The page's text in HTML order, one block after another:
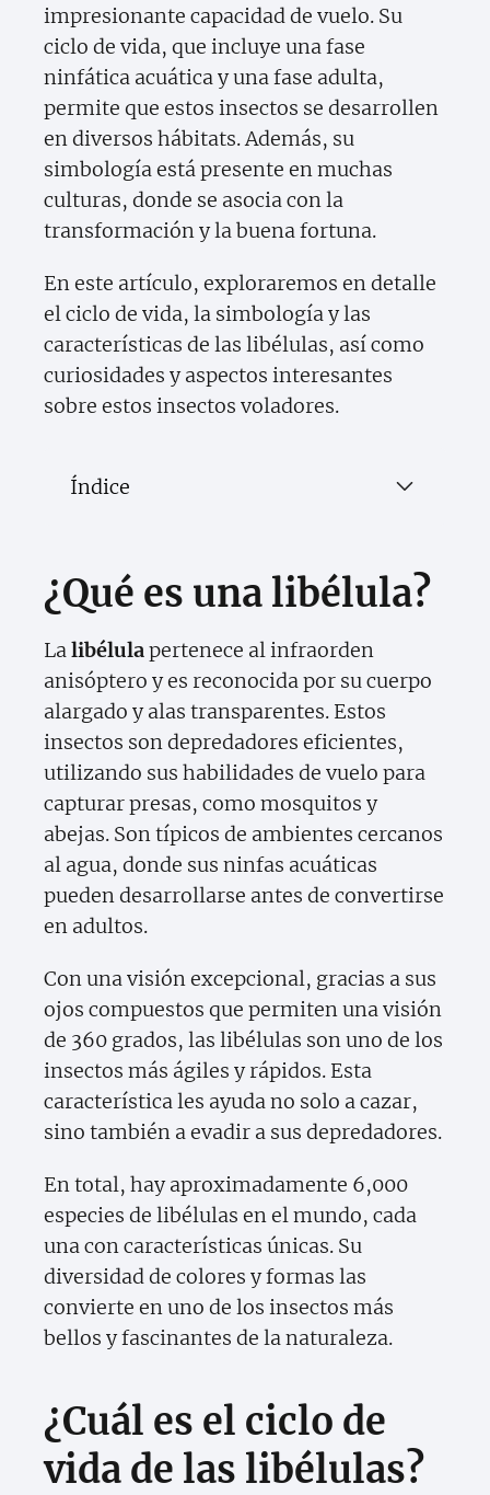
impresionante capacidad de vuelo. Su
ciclo de vida, que incluye una fase
ninfática acuática y una fase adulta,
permite que estos insectos se desarrollen
en diversos hábitats. Además, su
simbología está presente en muchas
culturas, donde se asocia con la
transformación y la buena fortuna.
En este artículo, exploraremos en detalle
el ciclo de vida, la simbología y las
características de las libélulas, así como
curiosidades y aspectos interesantes
sobre estos insectos voladores.
Índice
¿Qué es una libélula?
Lalibélulapertenece al infraorden
anisóptero y es reconocida por su cuerpo
alargado y alas transparentes. Estos
insectos son depredadores eficientes,
utilizando sus habilidades de vuelo para
capturar presas, como mosquitos y
abejas. Son típicos de ambientes cercanos
al agua, donde sus ninfas acuáticas
pueden desarrollarse antes de convertirse
en adultos.
Con una visión excepcional, gracias a sus
ojos compuestos que permiten una visión
de 360 grados, las libélulas son uno de los
insectos más ágiles y rápidos. Esta
característica les ayuda no solo a cazar,
sino también a evadir a sus depredadores.
En total, hay aproximadamente 6,000
especies de libélulas en el mundo, cada
una con características únicas. Su
diversidad de colores y formas las
convierte en uno de los insectos más
bellos y fascinantes de la naturaleza.
¿Cuál es el ciclo de
vida de las libélulas?